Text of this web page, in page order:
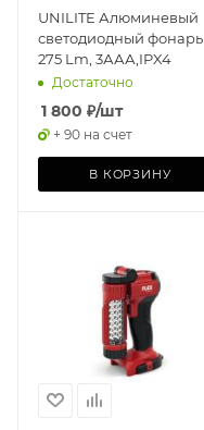
UNILITE Алюминевый
светодиодный фонарь
275 Lm, 3ААА,IPX4
Достаточно
1 800 ₽/шт
+ 90 на счет
В КОРЗИНУ